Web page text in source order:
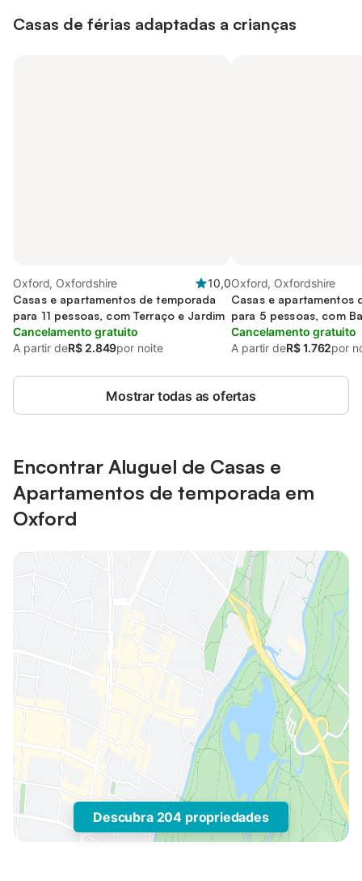
Casas de férias adaptadas a crianças
Oxford, Oxfordshire
10,0
Casas e apartamentos de temporada
para 11 pessoas, com Terraço e Jardim
Cancelamento gratuito
A partir deR$ 2.849por noite
Oxford, Oxfordshire
Casas e apartamentos
para 5 pessoas, com
Jardim
Cancelamento gratuito
A partir deR$ 1.762por
Mostrar todas as ofertas
Encontrar Aluguel de Casas e
Apartamentos de temporada em
Oxford
Descubra 204 propriedades